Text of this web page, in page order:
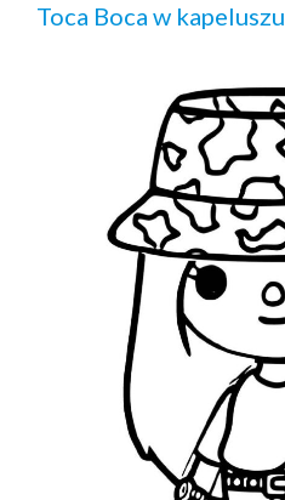
Toca Boca w kapeluszu